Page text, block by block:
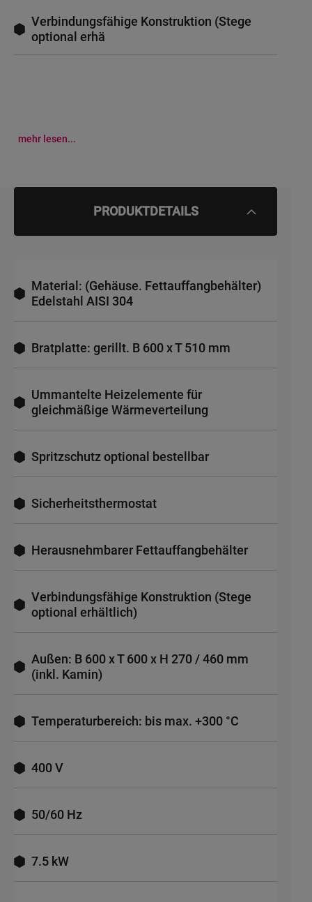
Verbindungsfähige Konstruktion (Stege
optional erhä
mehr lesen...
PRODUKTDETAILS
Material: (Gehäuse. Fettauffangbehälter)
Edelstahl AISI 304
Bratplatte: gerillt. B 600 x T 510 mm
Ummantelte Heizelemente für
gleichmäßige Wärmeverteilung
Spritzschutz optional bestellbar
Sicherheitsthermostat
Herausnehmbarer Fettauffangbehälter
Verbindungsfähige Konstruktion (Stege
optional erhältlich)
Außen: B 600 x T 600 x H 270 / 460 mm
(inkl. Kamin)
Temperaturbereich: bis max. +300 °C
400 V
50/60 Hz
7.5 kW